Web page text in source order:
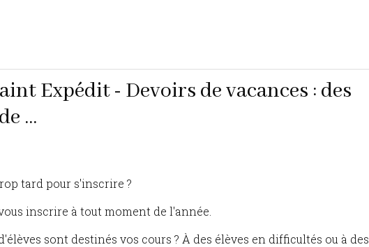
Expédit - Devoirs de vacances : des
...
tard pour s'inscrire ?
inscrire à tout moment de l'année.
sont destinés vos cours ? À des élèves en difficultés ou à des